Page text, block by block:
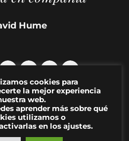
Hume
Revista de artes visuales y cultura
de Privacidad| Aviso Legal|Contacto
cookies para
la mejor experiencia
web.
aprender más sobre qué
utilizamos o
en los ajustes.